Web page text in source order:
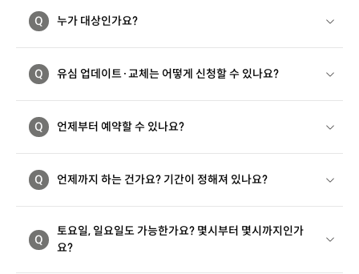
Q 누가 대상인가요?
Q 유심 업데이트·교체는 어떻게 신청할 수 있나요?
Q 언제부터 예약할 수 있나요?
Q 언제까지 하는 건가요? 기간이 정해져 있나요?
Q
토요일, 일요일도 가능한가요? 몇시부터 몇시까지인가
요?